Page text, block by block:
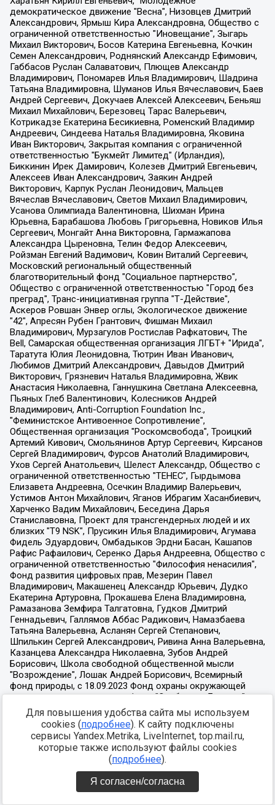
Для повышения удобства сайта мы используем
cookies (подробнее). К сайту подключены
сервисы Yandex.Metrika, LiveInternet, top.mail.ru,
которые также используют файлы cookies
(подробнее).
Я согласен/согласна